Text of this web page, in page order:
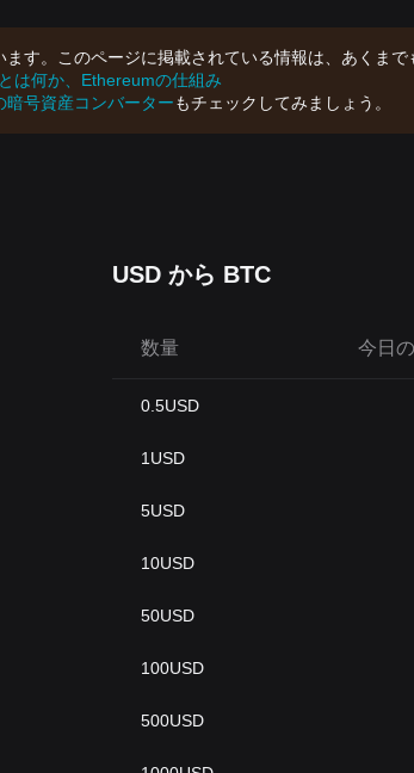
す。このページに掲載されている情報は、あくまで
は何か、Ethereumの仕組み
暗号資産コンバーターもチェックしてみましょう。
USD から BTC
数量 今日
0.5USD
1 USD
5USD
10USD
50USD
100USD
500USD